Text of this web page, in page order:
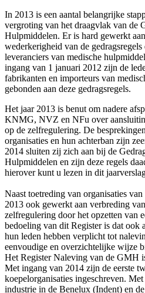
In 2013 is een aantal belangrijke
vergroting van het draagvlak van de
Hulpmiddelen. Er is hard gewerkt
wederkerigheid van de
leveranciers van medische
ingang van 1 januari 2012 zijn de
fabrikanten en importeurs van
gebonden aan deze gedragsregels.
Het jaar 2013 is benut om nadere
KNMG, NVZ en NFu over
op de zelfregulering. De
organisaties en hun achterban zijn
2014 sluiten zij zich aan bij de
Hulpmiddelen en zijn deze regels
hierover kunt u lezen in dit
Naast toetreding van organisaties
2013 ook gewerkt aan verbreding
zelfregulering door het opzetten van
bedoeling van dit Register is dat ook
hun leden hebben verplicht tot
eenvoudige en overzichtelijke wijze
Het Register Naleving van de GMH
Met ingang van 2014 zijn de eerste
koepelorganisaties ingeschreven.
industrie in de Benelux (Indent) en